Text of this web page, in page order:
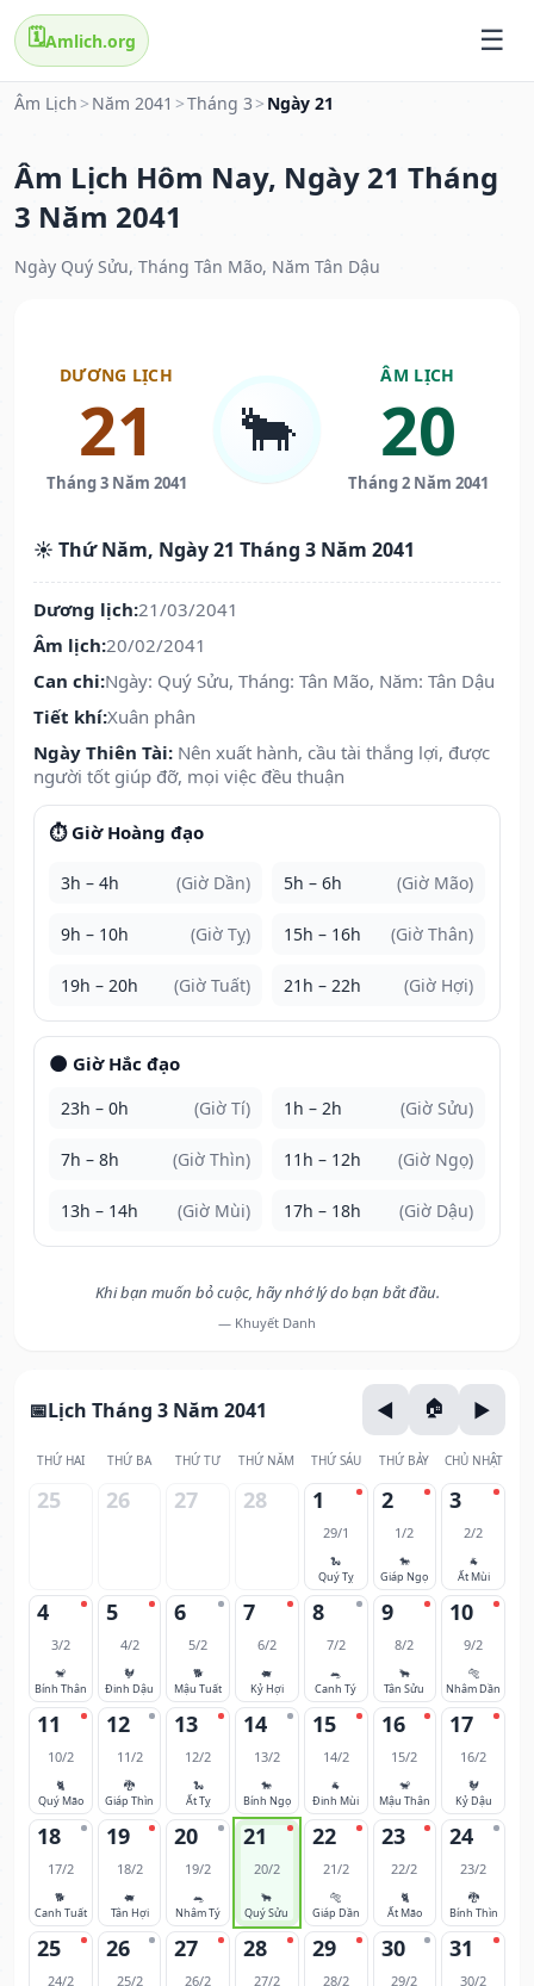
🗓️Amlich.org
Âm Lịch > Năm 2041 >Tháng 3 > Ngày 21
Âm Lịch Hôm Nay, Ngày 21 Tháng
3 Năm 2041
Ngày Quý Sửu, Tháng Tân Mão, Năm Tân Dậu
DƯƠNG LỊCH
21
Tháng 3 Năm 2041
🐂
ÂM LỊCH
20
Tháng 2 Năm 2041
☀️ Thứ Năm, Ngày 21 Tháng 3 Năm 2041
Dương lịch:21/03/2041
Âm lịch:20/02/2041
Can chi:Ngày: Quý Sửu, Tháng: Tân Mão, Năm: Tân Dậu
Tiết khí:Xuân phân
Ngày Thiên Tài: Nên xuất hành, cầu tài thắng lợi, được
người tốt giúp đỡ, mọi việc đều thuận
⏱️ Giờ Hoàng đạo
3h – 4h (Giờ Dần) 5h – 6h (Giờ Mão)
9h – 10h (Giờ Tỵ) 15h – 16h (Giờ Thân)
19h – 20h (Giờ Tuất) 21h – 22h (Giờ Hợi)
🌑 Giờ Hắc đạo
23h – 0h (Giờ Tí) 1h – 2h (Giờ Sửu)
7h – 8h (Giờ Thìn) 11h – 12h (Giờ Ngọ)
13h – 14h (Giờ Mùi) 17h – 18h (Giờ Dậu)
Khi bạn muốn bỏ cuộc, hãy nhớ lý do bạn bắt đầu.
— Khuyết Danh
Lịch Tháng 3 Năm 2041
THỨ HAI THỨ BA THỨ TƯ THỨ NĂM THỨ SÁU THỨ BẢY CHỦ NHẬT
25 26 27 28 1
29/1
🐍
Quý Tỵ
2
1/2
🐎
Giáp Ngọ
3
2/2
🐐
Ất Mùi
4
3/2
🐒
Bính Thân
5
4/2
🐓
Đinh Dậu
6
5/2
🐕
Mậu Tuất
7
6/2
🐖
Kỷ Hợi
8
7/2
🐀
Canh Tý
9
8/2
🐂
Tân Sửu
10
9/2
🐅
Nhâm Dần
11
10/2
🐈
Quý Mão
12
11/2
🐉
Giáp Thìn
13
12/2
🐍
Ất Tỵ
14
13/2
🐎
Bính Ngọ
15
14/2
🐐
Đinh Mùi
16
15/2
🐒
Mậu Thân
17
16/2
🐓
Kỷ Dậu
18
17/2
🐕
Canh Tuất
19
18/2
🐖
Tân Hợi
20
19/2
🐀
Nhâm Tý
21
20/2
🐂
Quý Sửu
22
21/2
🐅
Giáp Dần
23
22/2
🐈
Ất Mão
24
23/2
🐉
Bính Thìn
25
24/2
26
25/2
27
26/2
28
27/2
29
28/2
30
29/2
31
30/2